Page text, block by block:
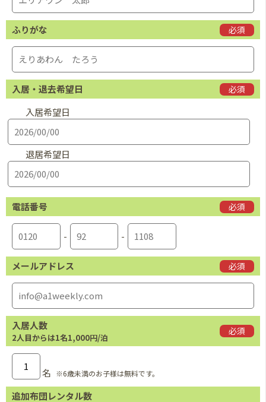
ふりがな 必須
入居・退去希望日 必須
入居希望日
退居希望日
電話番号 必須
- -
メールアドレス 必須
入居人数
2人目からは1名1,000円/泊
必須
名 ※6歳未満のお子様は無料です。
追加布団レンタル数